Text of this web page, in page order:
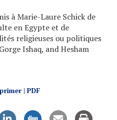
à Marie-Laure Schick de
en Egypte et de
religieuses ou politiques
Ishaq, and Hesham
| PDF